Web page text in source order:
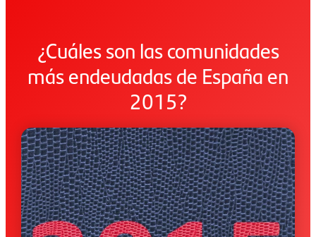
¿Cuáles son las comunidades
más endeudadas de España en
2015?